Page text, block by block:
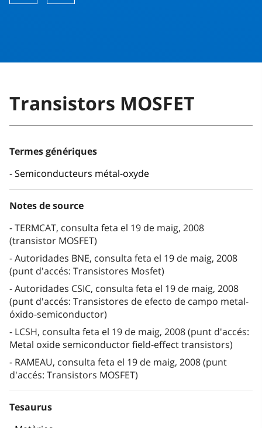
Transistors MOSFET
Termes génériques
Semiconducteurs métal-oxyde
Notes de source
TERMCAT, consulta feta el 19 de maig, 2008
(transistor MOSFET)
Autoridades BNE, consulta feta el 19 de maig, 2008
(punt d'accés: Transistores Mosfet)
Autoridades CSIC, consulta feta el 19 de maig, 2008
(punt d'accés: Transistores de efecto de campo metal-
óxido-semiconductor)
LCSH, consulta feta el 19 de maig, 2008 (punt d'accés:
Metal oxide semiconductor field-effect transistors)
RAMEAU, consulta feta el 19 de maig, 2008 (punt
d'accés: Transistors MOSFET)
Tesaurus